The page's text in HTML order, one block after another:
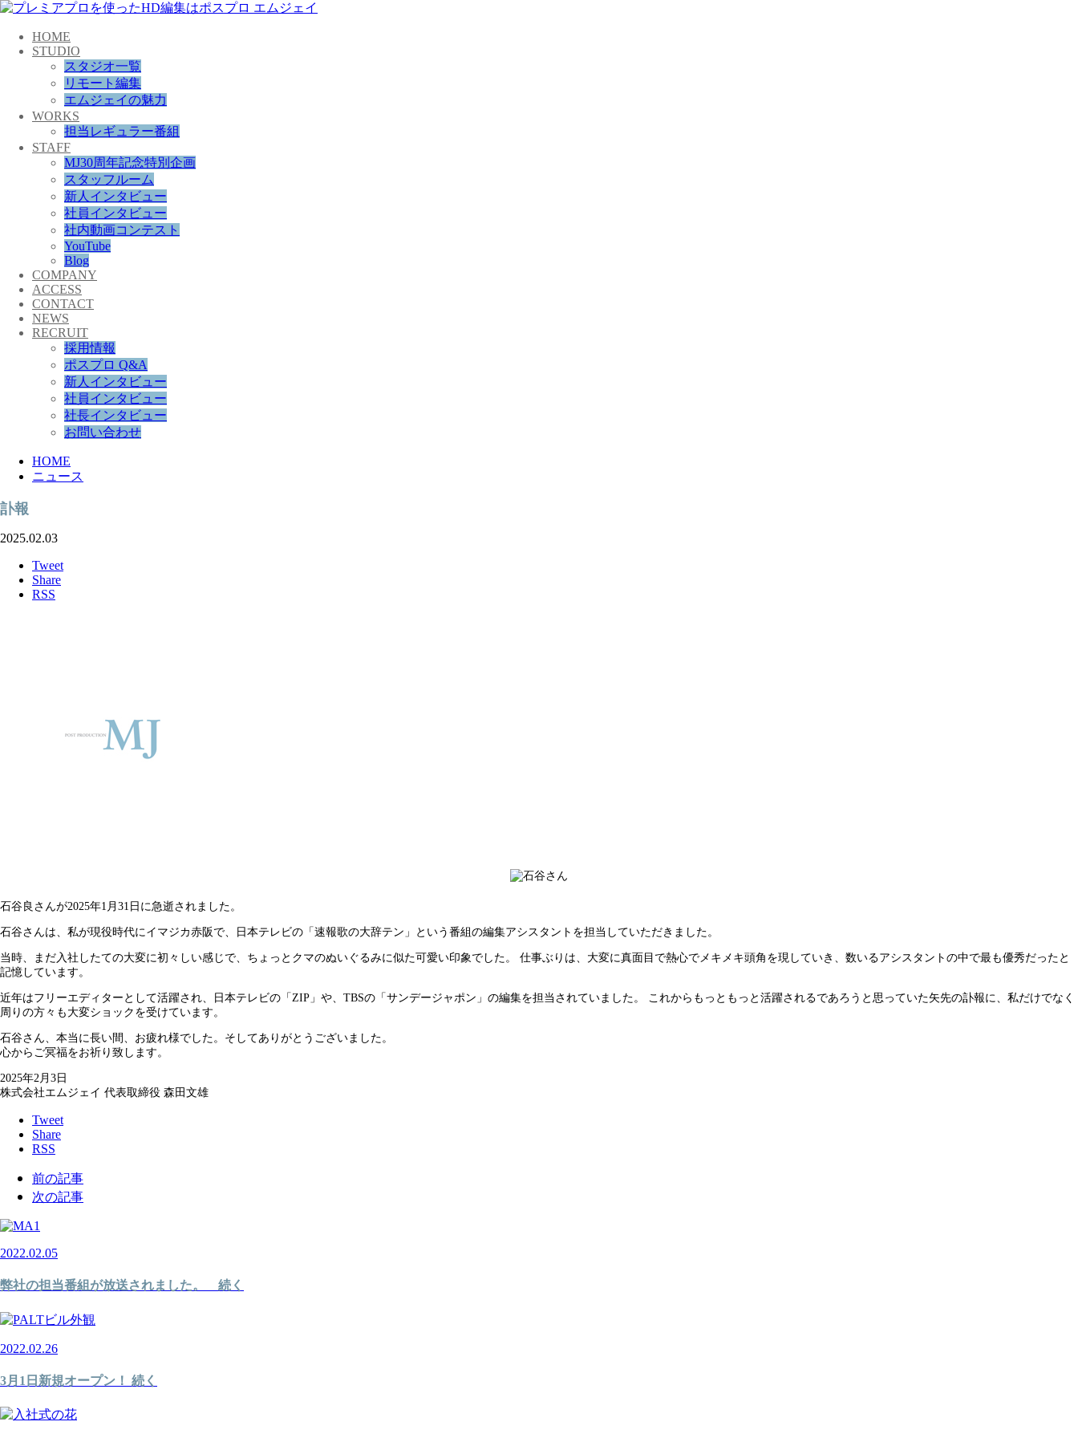
HOME
STUDIO
スタジオ一覧
リモート編集
エムジェイの魅力
WORKS
担当レギュラー番組
STAFF
MJ30周年記念特別企画
スタッフルーム
新人インタビュー
社員インタビュー
社内動画コンテスト
YouTube
Blog
COMPANY
ACCESS
CONTACT
NEWS
RECRUIT
採用情報
ポスプロ Q&A
新人インタビュー
社員インタビュー
社長インタビュー
お問い合わせ
HOME
ニュース
訃報
2025.02.03
Tweet
Share
RSS
石谷良さんが2025年1月31日に急逝されました。
石谷さんは、私が現役時代にイマジカ赤阪で、日本テレビの「速報歌の大辞テン」という番組の編集アシスタントを担当していただきました。
当時、まだ入社したての大変に初々しい感じで、ちょっとクマのぬいぐるみに似た可愛い印象でした。 仕事ぶりは、大変に真面目で熱心でメキメキ頭角を現していき、数いるアシスタントの中で最も優秀だったと
記憶しています。
近年はフリーエディターとして活躍され、日本テレビの「ZIP」や、TBSの「サンデージャポン」の編集を担当されていました。 これからもっともっと活躍されるであろうと思っていた矢先の訃報に、私だけでなく
周りの方々も大変ショックを受けています。
石谷さん、本当に長い間、お疲れ様でした。そしてありがとうございました。
心からご冥福をお祈り致します。
2025年2月3日
株式会社エムジェイ 代表取締役 森田文雄
Tweet
Share
RSS
前の記事
次の記事
2022.02.05
弊社の担当番組が放送されました。 続く
2022.02.26
3月1日新規オープン！ 続く